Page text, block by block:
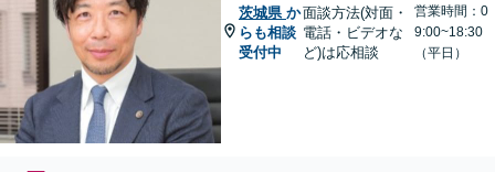
茨城県 か
らも相談
受付中
面談方法(対面・
電話・ビデオな
ど)は応相談
営業時間：0
9:00~18:30
（平日）